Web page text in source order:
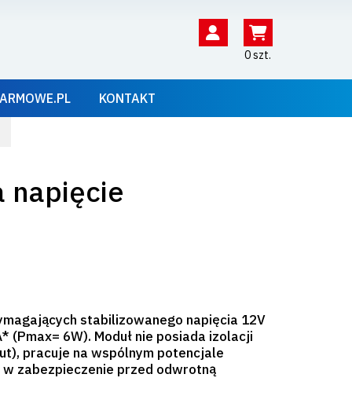
0 szt.
KONTAKT
napięcie
stabilizowanego napięcia 12V
(Pmax= 6W). Moduł nie posiada izolacji
pracuje na wspólnym potencjale
zabezpieczenie przed odwrotną